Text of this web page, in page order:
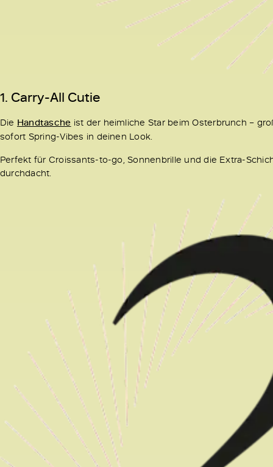
1. Carry-All Cutie
Die Handtasche ist der heimliche Star beim Osterbrunch –
sofort Spring-Vibes in deinen Look.
Perfekt für Croissants-to-go, Sonnenbrille und die Extra-
durchdacht.